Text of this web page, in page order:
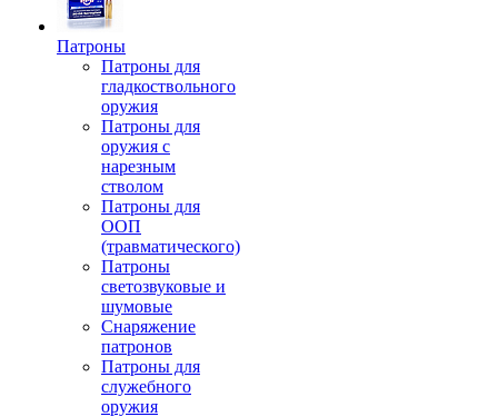
Патроны
Патроны для
гладкоствольного
оружия
Патроны для
оружия с
нарезным
стволом
Патроны для
ООП
(травматического)
Патроны
светозвуковые и
шумовые
Снаряжение
патронов
Патроны для
служебного
оружия